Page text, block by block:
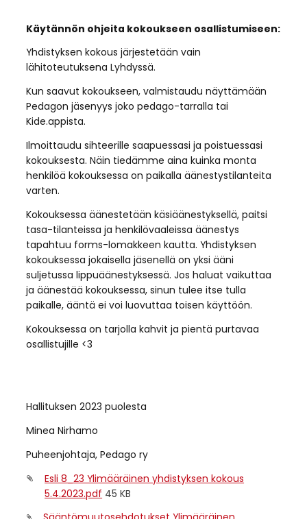
Käytännön ohjeita kokoukseen osallistumiseen:
Yhdistyksen kokous järjestetään vain
lähitoteutuksena Lyhdyssä.
Kun saavut kokoukseen, valmistaudu näyttämään
Pedagon jäsenyys joko pedago-tarralla tai
Kide.appista.
Ilmoittaudu sihteerille saapuessasi ja poistuessasi
kokouksesta. Näin tiedämme aina kuinka monta
henkilöä kokouksessa on paikalla äänestystilanteita
varten.
Kokouksessa äänestetään käsiäänestyksellä, paitsi
tasa-tilanteissa ja henkilövaaleissa äänestys
tapahtuu forms-lomakkeen kautta. Yhdistyksen
kokouksessa jokaisella jäsenellä on yksi ääni
suljetussa lippuäänestyksessä. Jos haluat vaikuttaa
ja äänestää kokouksessa, sinun tulee itse tulla
paikalle, ääntä ei voi luovuttaa toisen käyttöön.
Kokouksessa on tarjolla kahvit ja pientä purtavaa
osallistujille <3
Hallituksen 2023 puolesta
Minea Nirhamo
Puheenjohtaja, Pedago ry
Esli 8_23 Ylimääräinen yhdistyksen kokous
5.4.2023.pdf 45 KB